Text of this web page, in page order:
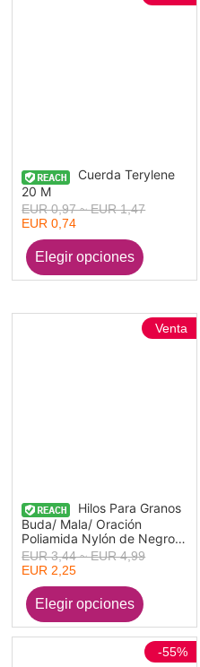
Cuerda Terylene
20 M
EUR 0,97 ~ EUR 1,47
EUR 0,74
Hilos Para Granos
Buda/ Mala/ Oración
Poliamida Nylón de Negro
Elástico 0.8mm, 1 Rollo
(Aprox 100 M/Rollo)
Venta
EUR 3,44 ~ EUR 4,99
EUR 2,25
-55%